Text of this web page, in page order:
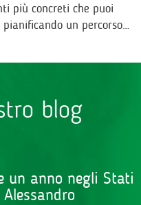
più concreti che puoi
un percorso…
blog
un anno negli Stati